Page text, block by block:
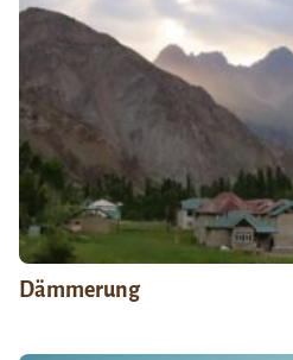
Dämmerung